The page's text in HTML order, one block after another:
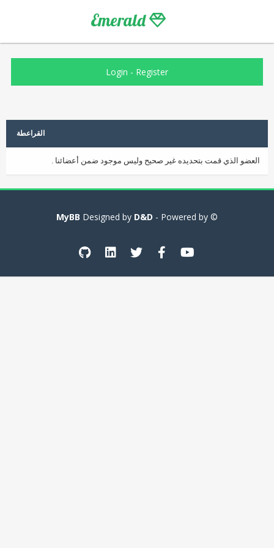
Emerald
Login - Register
القراعطة
العضو الذي قمت بتحديده غير صحيح وليس موجود ضمن أعضائنا .
© Designed by
D&D - Powered by
MyBB